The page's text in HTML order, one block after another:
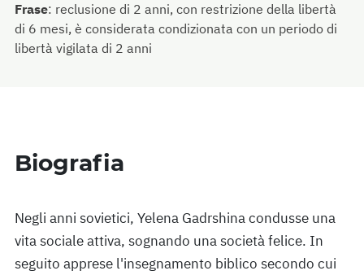
Frase: reclusione di 2 anni, con restrizione della libertà
di 6 mesi, è considerata condizionata con un periodo di
libertà vigilata di 2 anni
Biografia
Negli anni sovietici, Yelena Gadrshina condusse una
vita sociale attiva, sognando una società felice. In
seguito apprese l'insegnamento biblico secondo cui